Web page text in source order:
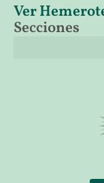
Ver
Secciones